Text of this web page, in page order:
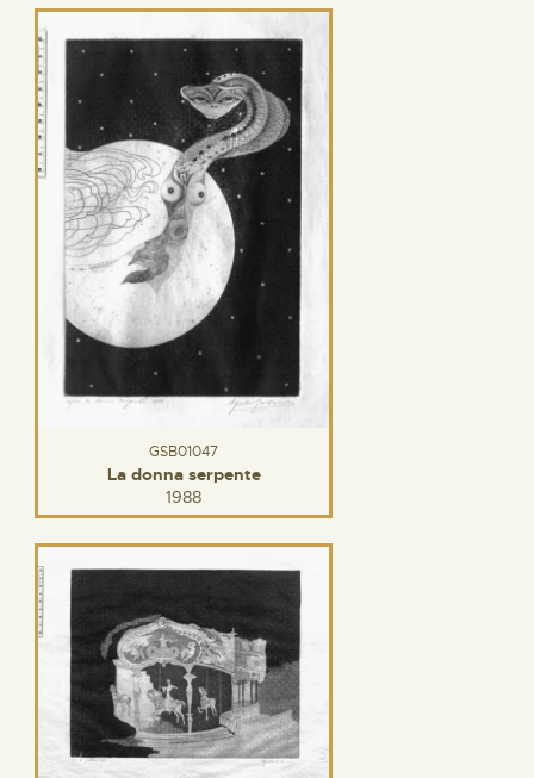
GSB01047
La donna serpente
1988